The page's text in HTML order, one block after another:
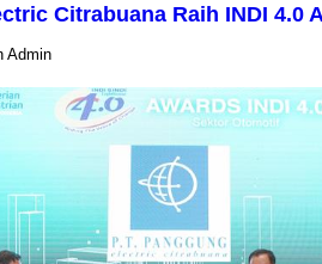
Citrabuana Raih INDI 4.0
Admin